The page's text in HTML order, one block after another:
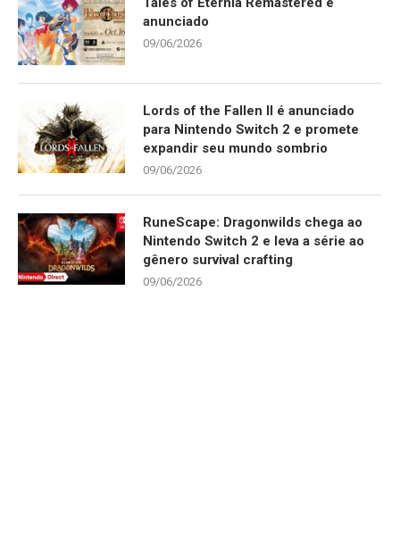
anunciado
09/06/2026
Lords of the Fallen II é anunciado
para Nintendo Switch 2 e promete
expandir seu mundo sombrio
09/06/2026
RuneScape: Dragonwilds chega ao
Nintendo Switch 2 e leva a série ao
gênero survival crafting
09/06/2026